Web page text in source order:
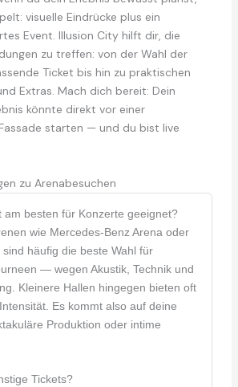
visuelle Eindrücke plus ein
Event. Illusion City hilft dir, die
zu treffen: von der Wahl der
Ticket bis hin zu praktischen
Extras. Mach dich bereit: Dein
könnte direkt vor einer
starten — und du bist live
zu Arenabesuchen
am besten für Konzerte geeignet?
wie Mercedes‑Benz Arena oder
sind häufig die beste Wahl für
— wegen Akustik, Technik und
Kleinere Hallen hingegen bieten oft
Es kommt also auf deine
Produktion oder intime
Tickets?